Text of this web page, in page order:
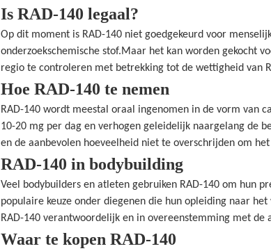
Is RAD-140 legaal?
Op dit moment is RAD-140 niet goedgekeurd voor
onderzoekschemische stof.Maar het kan worden gekocht
regio te controleren met betrekking tot de wettigheid van
Hoe RAD-140 te nemen
RAD-140 wordt meestal oraal ingenomen in de vorm van
10-20 mg per dag en verhogen geleidelijk naargelang de
en de aanbevolen hoeveelheid niet te overschrijden om
RAD-140 in bodybuilding
Veel bodybuilders en atleten gebruiken RAD-140 om hun
populaire keuze onder diegenen die hun opleiding naar
RAD-140 verantwoordelijk en in overeenstemming met de
Waar te kopen RAD-140